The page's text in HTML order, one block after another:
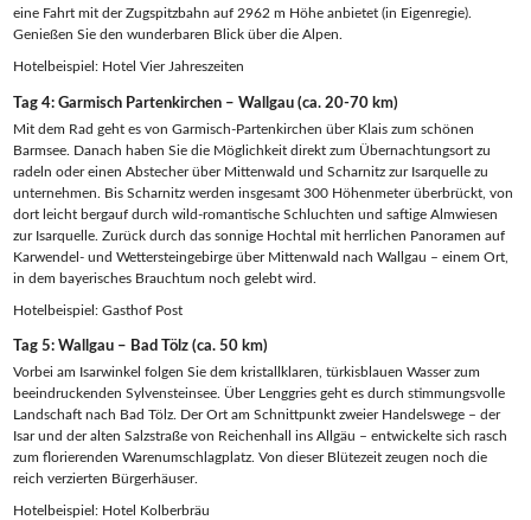
eine Fahrt mit der Zugspitzbahn auf 2962 m Höhe anbietet (in Eigenregie).
Genießen Sie den wunderbaren Blick über die Alpen.
Hotelbeispiel: Hotel Vier Jahreszeiten
Tag 4: Garmisch Partenkirchen – Wallgau (ca. 20-70 km)
Mit dem Rad geht es von Garmisch-Partenkirchen über Klais zum schönen
Barmsee. Danach haben Sie die Möglichkeit direkt zum Übernachtungsort zu
radeln oder einen Abstecher über Mittenwald und Scharnitz zur Isarquelle zu
unternehmen. Bis Scharnitz werden insgesamt 300 Höhenmeter überbrückt, von
dort leicht bergauf durch wild-romantische Schluchten und saftige Almwiesen
zur Isarquelle. Zurück durch das sonnige Hochtal mit herrlichen Panoramen auf
Karwendel- und Wettersteingebirge über Mittenwald nach Wallgau – einem Ort,
in dem bayerisches Brauchtum noch gelebt wird.
Hotelbeispiel: Gasthof Post
Tag 5: Wallgau – Bad Tölz (ca. 50 km)
Vorbei am Isarwinkel folgen Sie dem kristallklaren, türkisblauen Wasser zum
beeindruckenden Sylvensteinsee. Über Lenggries geht es durch stimmungsvolle
Landschaft nach Bad Tölz. Der Ort am Schnittpunkt zweier Handelswege – der
Isar und der alten Salzstraße von Reichenhall ins Allgäu – entwickelte sich rasch
zum florierenden Warenumschlagplatz. Von dieser Blütezeit zeugen noch die
reich verzierten Bürgerhäuser.
Hotelbeispiel: Hotel Kolberbräu